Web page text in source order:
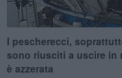
I pescherecci,
sono riusciti a uscire in
è azzerata